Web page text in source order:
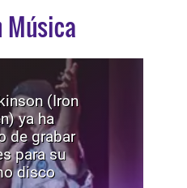
Música
(Iron
ya ha
de grabar
para su
disco